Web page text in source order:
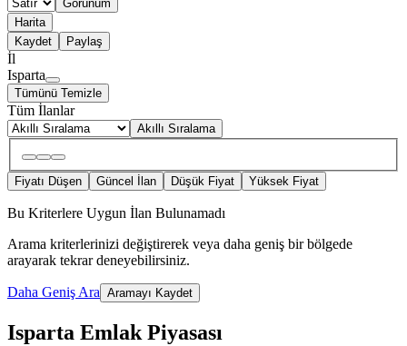
Görünüm
Harita
Kaydet
Paylaş
İl
Isparta
Tümünü Temizle
Tüm İlanlar
Akıllı Sıralama
Fiyatı Düşen Güncel İlan Düşük Fiyat Yüksek Fiyat
Bu Kriterlere Uygun İlan Bulunamadı
Arama kriterlerinizi değiştirerek veya daha geniş bir bölgede
arayarak tekrar deneyebilirsiniz.
Daha Geniş Ara Aramayı Kaydet
Isparta Emlak Piyasası